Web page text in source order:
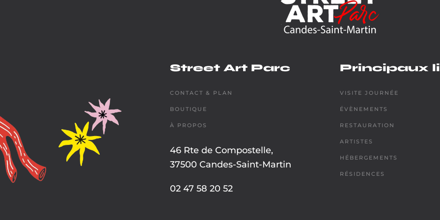
Street Art Parc
CONTACT & PLAN
BOUTIQUE
À PROPOS
46 Rte de Compostelle,
37500 Candes-Saint-Martin
02 47 58 20 52
Principaux
VISITE JOURNÉE
ÉVÈNEMENTS
RESTAURATION
ARTISTES
HÉBERGEMENTS
RÉSIDENCES